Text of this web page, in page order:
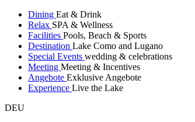
Dining Eat & Drink
Relax SPA & Wellness
Facilities Pools, Beach & Sports
Destination Lake Como and Lugano
Special Events wedding & celebrations
Meeting Meeting & Incentives
Angebote Exklusive Angebote
Experience Live the Lake
DEU